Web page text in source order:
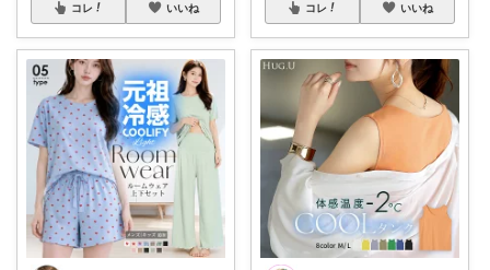
コレ いいね コレ いいね